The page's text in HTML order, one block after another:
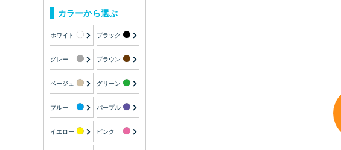
カラーから選ぶ
ホワイト ブラック
グレー ブラウン
ベージュ グリーン
ブルー パープル
イエロー ピンク